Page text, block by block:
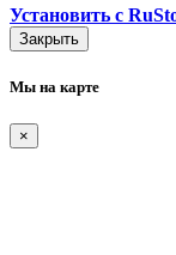
Установить с
Закрыть
Мы на карте
×